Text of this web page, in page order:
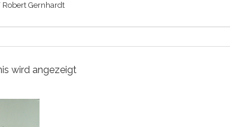
Gernhardt
wird angezeigt